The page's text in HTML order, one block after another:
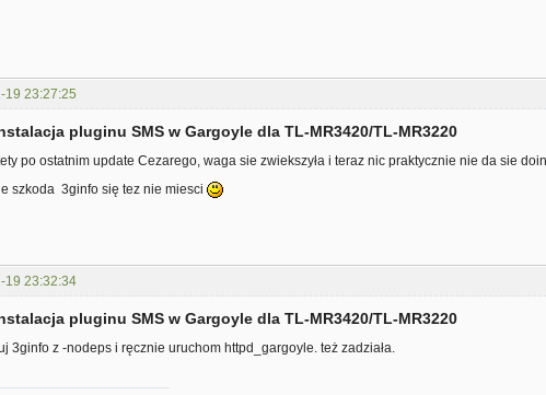
19 23:27:25
pluginu SMS w Gargoyle dla TL-MR3420/TL-MR3220
po ostatnim update Cezarego, waga sie zwiekszyła i teraz nic praktycznie nie da sie
szkoda 3ginfo się tez nie miesci
19 23:32:34
pluginu SMS w Gargoyle dla TL-MR3420/TL-MR3220
3ginfo z -nodeps i ręcznie uruchom httpd_gargoyle. też zadziała.